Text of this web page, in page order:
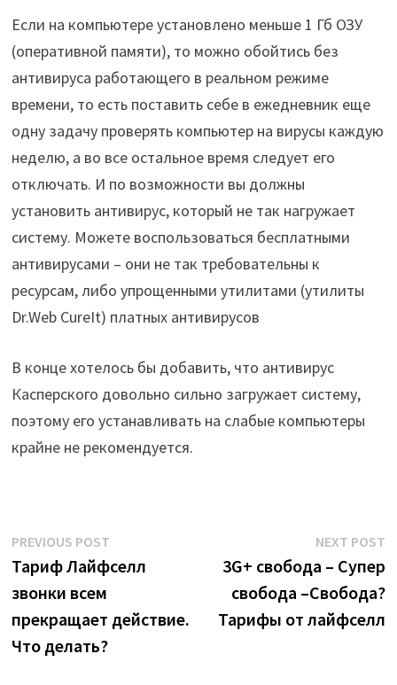
Если на компьютере установлено меньше 1 Гб ОЗУ
(оперативной памяти), то можно обойтись без
антивируса работающего в реальном режиме
времени, то есть поставить себе в ежедневник еще
одну задачу проверять компьютер на вирусы каждую
неделю, а во все остальное время следует его
отключать. И по возможности вы должны
установить антивирус, который не так нагружает
систему. Можете воспользоваться бесплатными
антивирусами – они не так требовательны к
ресурсам, либо упрощенными утилитами (утилиты
Dr.Web CureIt) платных антивирусов
В конце хотелось бы добавить, что антивирус
Касперского довольно сильно загружает систему,
поэтому его устанавливать на слабые компьютеры
крайне не рекомендуется.
Post
navigation
PREVIOUS POSTPrevious
post:
Тариф Лайфселл
звонки всем
прекращает действие.
Что делать?
NEXT POST
3G+ свобода – Супер
свобода –Свобода?
Тарифы от лайфселл